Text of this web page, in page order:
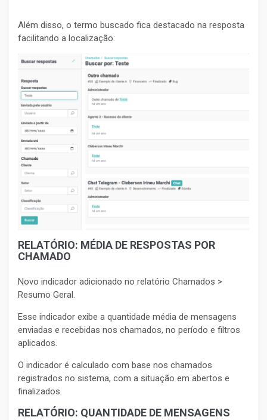
Além disso, o termo buscado fica destacado na resposta
facilitando a localização:
RELATÓRIO: MÉDIA DE RESPOSTAS POR
CHAMADO
Novo indicador adicionado no relatório Chamados >
Resumo Geral.
Esse indicador exibe a quantidade média de mensagens
enviadas e recebidas nos chamados, no período e filtros
aplicados.
O indicador é calculado com base nos chamados
registrados no sistema, com a situação em abertos e
finalizados.
RELATÓRIO: QUANTIDADE DE MENSAGENS